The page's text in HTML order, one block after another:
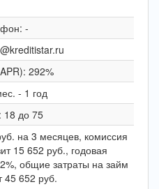
-
292%
- 1 год
18 до 75
на 3 месяцев, комиссия
15 652 руб., годовая
общие затраты на займ
45 652 руб.